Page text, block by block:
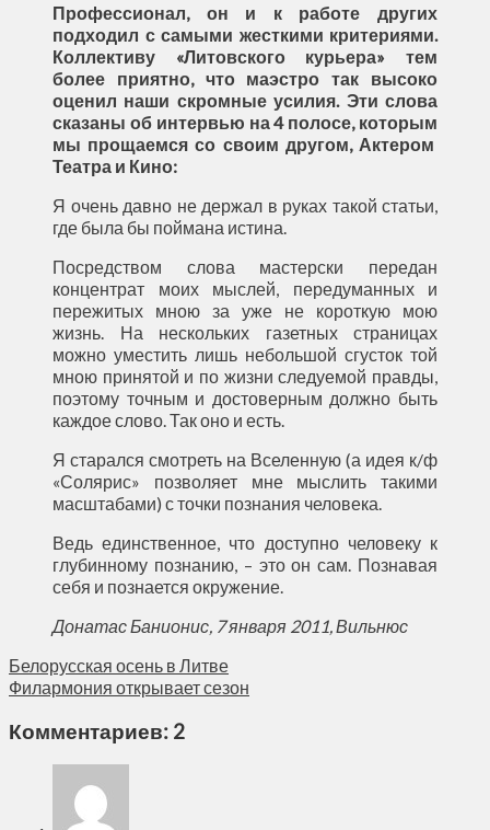
Профессионал, он и к работе других
подходил с самыми жесткими критериями.
Коллективу «Литовского курьера» тем
более приятно, что маэстро так высоко
оценил наши скромные усилия. Эти слова
сказаны об интервью на 4 полосе, которым
мы прощаемся со своим другом, Актером
Театра и Кино:
Я очень давно не держал в руках такой статьи,
где была бы поймана истина.
Посредством слова мастерски передан
концентрат моих мыслей, передуманных и
пережитых мною за уже не короткую мою
жизнь. На нескольких газетных страницах
можно уместить лишь небольшой сгусток той
мною принятой и по жизни следуемой правды,
поэтому точным и достоверным должно быть
каждое слово. Так оно и есть.
Я старался смотреть на Вселенную (а идея к/ф
«Солярис» позволяет мне мыслить такими
масштабами) с точки познания человека.
Ведь единственное, что доступно человеку к
глубинному познанию, – это он сам. Познавая
себя и познается окружение.
Донатас Банионис, 7 января 2011, Вильнюс
Белорусская осень в Литве
Филармония открывает сезон
Комментариев: 2